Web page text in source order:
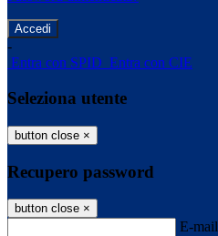
-
Entra con SPID Entra con CIE
Seleziona utente
button close ×
Recupero password
button close ×
E-mail